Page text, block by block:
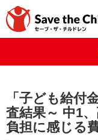
「子ども給付
査結果～ 中1
負担に感じる